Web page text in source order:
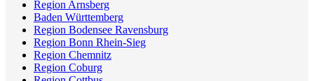
Region Arnsberg
Baden Württemberg
Region Bodensee Ravensburg
Region Bonn Rhein-Sieg
Region Chemnitz
Region Coburg